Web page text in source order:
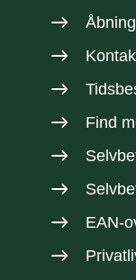
Find
EAN-